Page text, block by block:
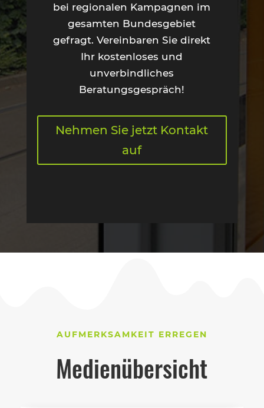
bei regionalen Kampagnen im
gesamten Bundesgebiet
gefragt. Vereinbaren Sie direkt
Ihr kostenloses und
unverbindliches
Beratungsgespräch!
Nehmen Sie jetzt Kontakt
auf
AUFMERKSAMKEIT ERREGEN
Medienübersicht